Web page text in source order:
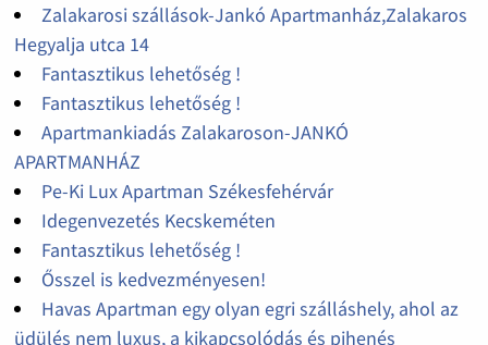
Zalakarosi szállások-Jankó Apartmanház,Zalakaros
Hegyalja utca 14
Fantasztikus lehetőség !
Fantasztikus lehetőség !
Apartmankiadás Zalakaroson-JANKÓ
APARTMANHÁZ
Pe-Ki Lux Apartman Székesfehérvár
Idegenvezetés Kecskeméten
Fantasztikus lehetőség !
Ősszel is kedvezményesen!
Havas Apartman egy olyan egri szálláshely, ahol az
üdülés nem luxus, a kikapcsolódás és pihenés